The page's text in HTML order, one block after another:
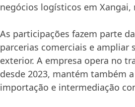
negócios logísticos em Xangai,
As participações fazem parte
parcerias comerciais e ampliar
exterior. A empresa opera no
desde 2023, mantém também
importação e intermediação